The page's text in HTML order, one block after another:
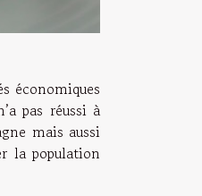
économiques
pas réussi à
mais aussi
la population